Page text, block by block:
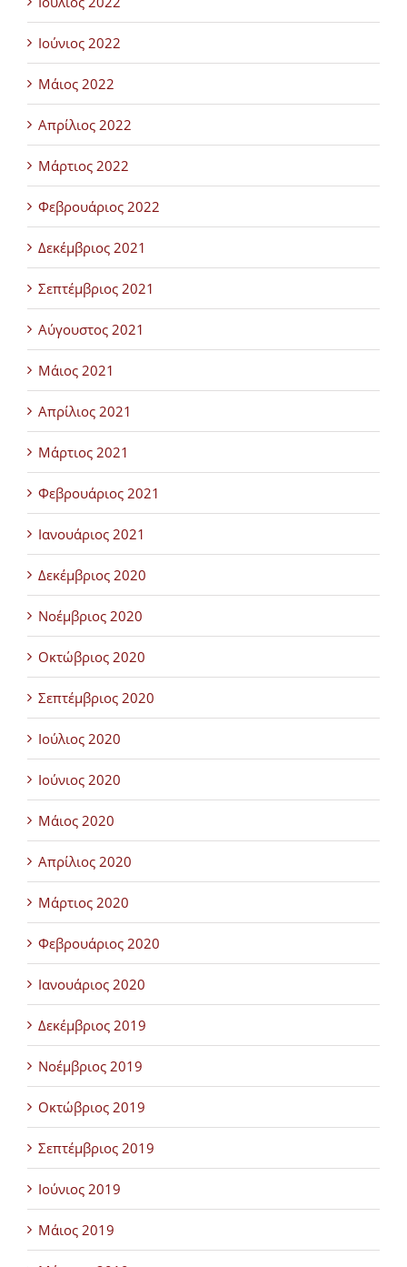
Ιούνιος 2022
Μάιος 2022
Απρίλιος 2022
Μάρτιος 2022
Φεβρουάριος 2022
Δεκέμβριος 2021
Σεπτέμβριος 2021
Αύγουστος 2021
Μάιος 2021
Απρίλιος 2021
Μάρτιος 2021
Φεβρουάριος 2021
Ιανουάριος 2021
Δεκέμβριος 2020
Νοέμβριος 2020
Οκτώβριος 2020
Σεπτέμβριος 2020
Ιούλιος 2020
Ιούνιος 2020
Μάιος 2020
Απρίλιος 2020
Μάρτιος 2020
Φεβρουάριος 2020
Ιανουάριος 2020
Δεκέμβριος 2019
Νοέμβριος 2019
Οκτώβριος 2019
Σεπτέμβριος 2019
Ιούνιος 2019
Μάιος 2019